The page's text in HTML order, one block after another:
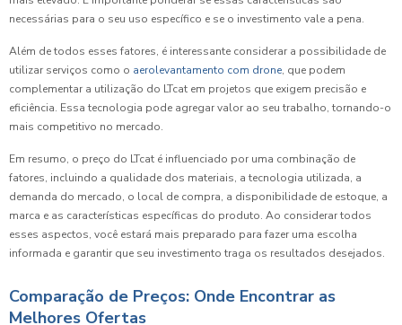
necessárias para o seu uso específico e se o investimento vale a pena.
Além de todos esses fatores, é interessante considerar a possibilidade de
utilizar serviços como o aerolevantamento com drone, que podem
complementar a utilização do LTcat em projetos que exigem precisão e
eficiência. Essa tecnologia pode agregar valor ao seu trabalho, tornando-o
mais competitivo no mercado.
Em resumo, o preço do LTcat é influenciado por uma combinação de
fatores, incluindo a qualidade dos materiais, a tecnologia utilizada, a
demanda do mercado, o local de compra, a disponibilidade de estoque, a
marca e as características específicas do produto. Ao considerar todos
esses aspectos, você estará mais preparado para fazer uma escolha
informada e garantir que seu investimento traga os resultados desejados.
Comparação de Preços: Onde Encontrar as
Melhores Ofertas